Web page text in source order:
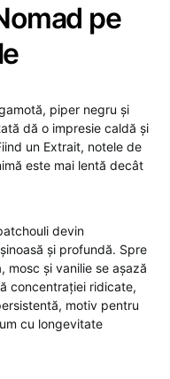
pe
piper negru și
dă o impresie caldă și
un Extrait, notele de
este mai lentă decât
devin
și profundă. Spre
mosc și vanilie se așază
concentrației ridicate,
motiv pentru
cu longevitate